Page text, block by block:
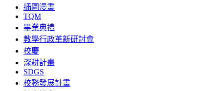
插圖漫畫
TQM
畢業典禮
教學行政革新研討會
校慶
深耕計畫
SDGS
校務發展計畫